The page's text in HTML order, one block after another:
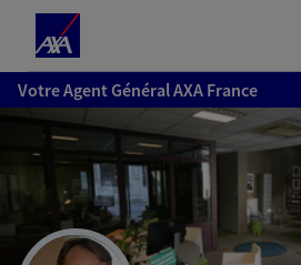
Accéder
au
contenu
principal
Accéder
au
pied
de
Votre Agent Général AXA France